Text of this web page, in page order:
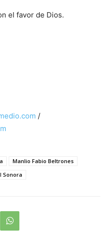
el favor de Dios.
/
Manlio Fabio Beltrones
Sonora